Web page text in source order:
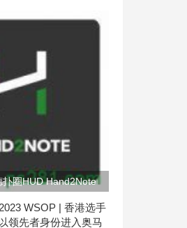
扑圈HUD Hand2Note
程
WSOP | 香港选手
领先者身份进入奥马